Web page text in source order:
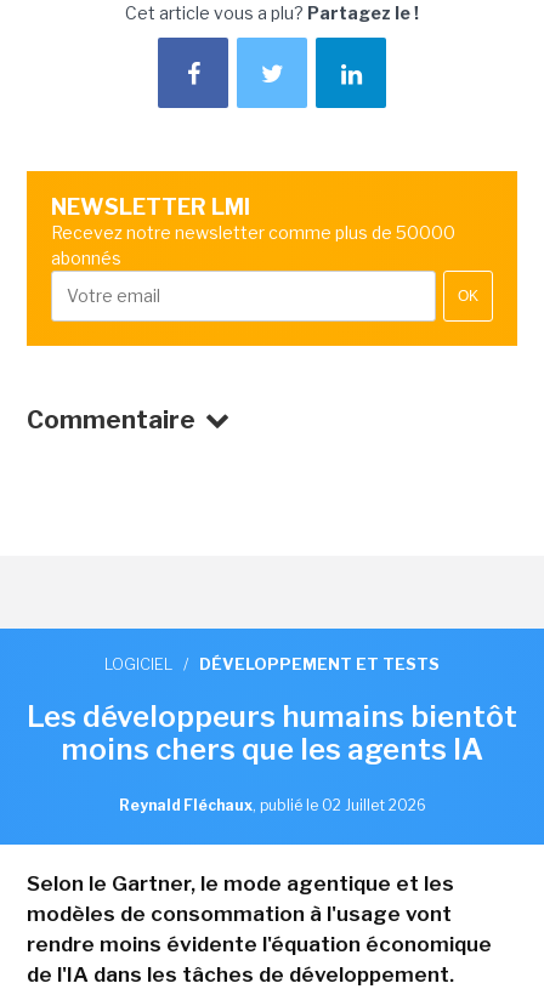
Cet article vous a plu? Partagez le !
NEWSLETTER LMI
Recevez notre newsletter comme plus de 50000
abonnés
OK
Commentaire
LOGICIEL / DÉVELOPPEMENT ET TESTS
Les développeurs humains bientôt
moins chers que les agents IA
Reynald Fléchaux, publié le 02 Juillet 2026
Selon le Gartner, le mode agentique et les
modèles de consommation à l'usage vont
rendre moins évidente l'équation économique
de l'IA dans les tâches de développement.